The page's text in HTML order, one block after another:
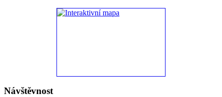
Návštěvnost